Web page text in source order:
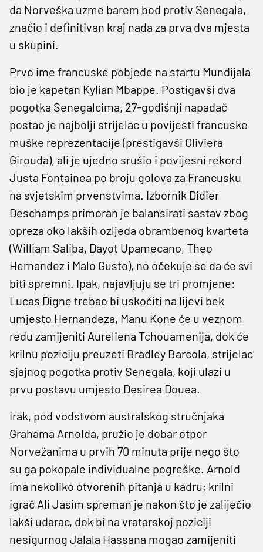
da Norveška uzme barem bod protiv Senegala,
značio i definitivan kraj nada za prva dva mjesta
u skupini.
Prvo ime francuske pobjede na startu Mundijala
bio je kapetan Kylian Mbappe. Postigavši dva
pogotka Senegalcima, 27-godišnji napadač
postao je najbolji strijelac u povijesti francuske
muške reprezentacije (prestigavši Oliviera
Girouda), ali je ujedno srušio i povijesni rekord
Justa Fontainea po broju golova za Francusku
na svjetskim prvenstvima. Izbornik Didier
Deschamps primoran je balansirati sastav zbog
opreza oko lakših ozljeda obrambenog kvarteta
(William Saliba, Dayot Upamecano, Theo
Hernandez i Malo Gusto), no očekuje se da će svi
biti spremni. Ipak, najavljuju se tri promjene:
Lucas Digne trebao bi uskočiti na lijevi bek
umjesto Hernandeza, Manu Kone će u veznom
redu zamijeniti Aureliena Tchouamenija, dok će
krilnu poziciju preuzeti Bradley Barcola, strijelac
sjajnog pogotka protiv Senegala, koji ulazi u
prvu postavu umjesto Desirea Douea.
Irak, pod vodstvom australskog stručnjaka
Grahama Arnolda, pružio je dobar otpor
Norvežanima u prvih 70 minuta prije nego što
su ga pokopale individualne pogreške. Arnold
ima nekoliko otvorenih pitanja u kadru; krilni
igrač Ali Jasim spreman je nakon što je zaliječio
lakši udarac, dok bi na vratarskoj poziciji
nesigurnog Jalala Hassana mogao zamijeniti